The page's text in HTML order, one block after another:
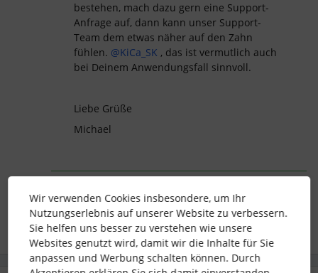
bestehen, mach dazu gern eine Support-
Anfrage auf, dann kann unser Support-
Team dem etwas näher auf den Zahn
fühlen. ​ @KiCa_SK , das ist vermutlich auch
bei Deinem Anwendungsfall sinnvoll.
Liebe Grüße
Michael
personio Account Issues
Wir verwenden Cookies insbesondere, um Ihr
Nutzungserlebnis auf unserer Website zu verbessern.
Sie helfen uns besser zu verstehen wie unsere
Websites genutzt wird, damit wir die Inhalte für Sie
anpassen und Werbung schalten können. Durch